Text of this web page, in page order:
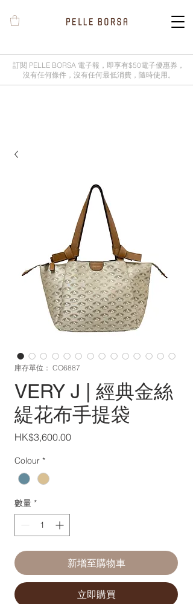
訂閱 PELLE BORSA 電子報，即享有$50電子優惠券，
沒有任何條件，沒有任何最低消費，隨時使用。
庫存單位： CO6887
VERY J | 經典金絲
緹花布手提袋
HK$3,600.00價
Colour *
數量 *
新增至購物車
立即購買